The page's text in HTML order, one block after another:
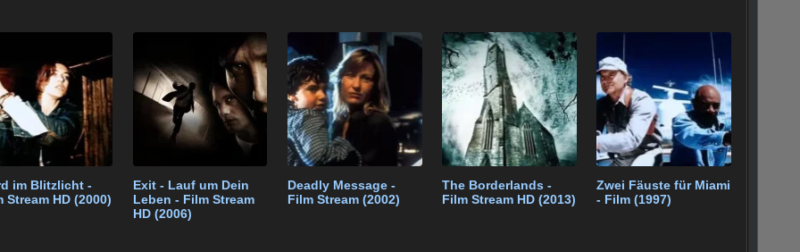
gr
m
e
n
im Blitzlicht -
Stream HD (2000)
Exit - Lauf um Dein
Leben - Film Stream
HD (2006)
Deadly Message -
Film Stream (2002)
The Borderlands -
Film Stream HD (2013)
Zwei Fäuste für Miami
- Film (1997)